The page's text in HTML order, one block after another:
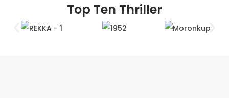
Top Ten Thriller